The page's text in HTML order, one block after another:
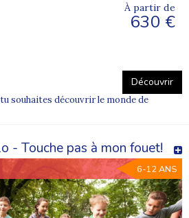
À partir de
630 €
Découvrir
tu souhaites découvrir le monde de
- Touche pas à mon fouet!
6-12 ANS